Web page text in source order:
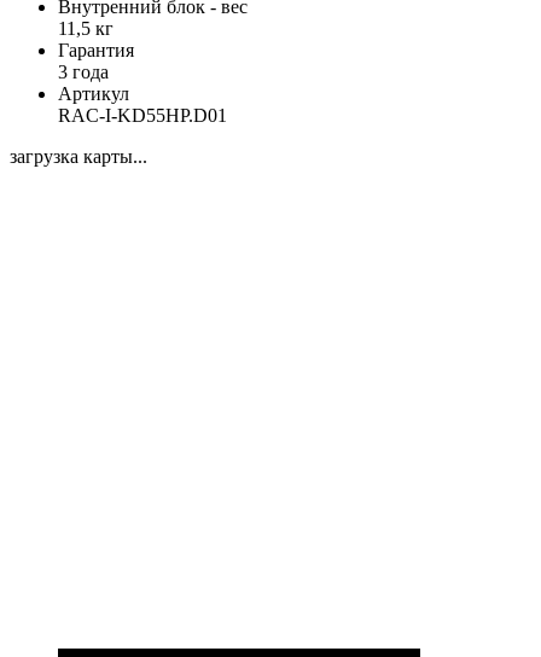
Внутренний блок - вес
11,5 кг
Гарантия
3 года
Артикул
RAC-I-KD55HP.D01
загрузка карты...